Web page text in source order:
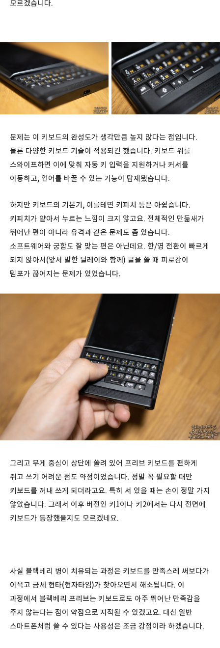
모르겠습니다.
문제는 이 키보드의 완성도가 생각만큼 높지 않다는 점입니다.
물론 다양한 키보드 기술이 적용되긴 했습니다. 키보드 위를
스와이프하면 이에 맞춰 자동 키 입력을 지원하거나 커서를
이동하고, 언어를 바꿀 수 있는 기능이 탑재됐습니다.
하지만 키보드의 기본기, 이를테면 키피치 등은 아쉽습니다.
키피치가 얕아서 누르는 느낌이 크지 않고요. 전체적인 만듦새가
뛰어난 편이 아니라 유격과 같은 문제도 좀 있습니다.
소프트웨어와 궁합도 잘 맞는 편은 아닌데요. 한/영 전환이 빠르게
되지 않아서(앞서 말한 딜레이와 함께) 글을 쓸 때 피로감이
템포가 끊어지는 문제가 있었습니다.
그리고 무게 중심이 상단에 쏠려 있어 프리브 키보드를 편하게
쥐고 쓰기 어려운 점도 약점이었습니다. 정말 꼭 필요할 때만
키보드를 꺼내 쓰게 되더라고요. 특히 서 있을 때는 손이 정말 가지
않았습니다. 그래서 이후 버전인 키1이나 키2에서는 다시 전면에
키보드가 등장했을지도 모르겠네요.
사실 블랙베리 병이 치유되는 과정은 키보드를 만족스레 써보다가
이윽고 금세 현타(현자타임)가 찾아오면서 해소됩니다. 이
과정에서 블랙베리 프리브는 키보드로도 아주 뛰어난 만족감을
주지 않는다는 점이 약점으로 지적될 수 있겠고요. 대신 일반
스마트폰처럼 쓸 수 있다는 사용성은 조금 강점이라 하겠습니다.